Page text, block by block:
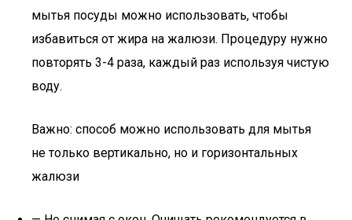
мытья посуды можно использовать, чтобы
избавиться от жира на жалюзи. Процедуру нужно
повторять 3-4 раза, каждый раз используя чистую
воду.
Важно: способ можно использовать для мытья
не только вертикально, но и горизонтальных
жалюзи